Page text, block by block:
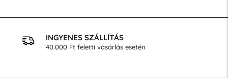
INGYENES SZÁLLÍTÁS
40.000 Ft feletti vásárlás esetén